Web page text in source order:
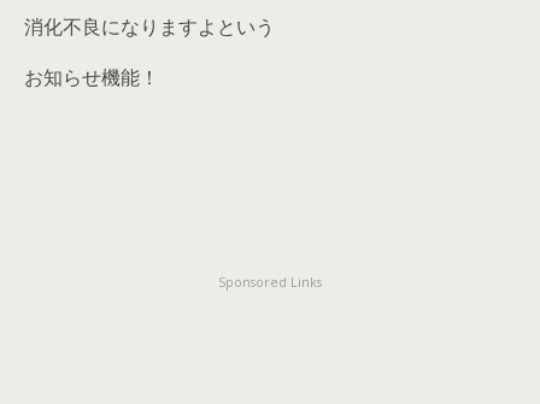
消化不良になりますよという
お知らせ機能！
Sponsored Links